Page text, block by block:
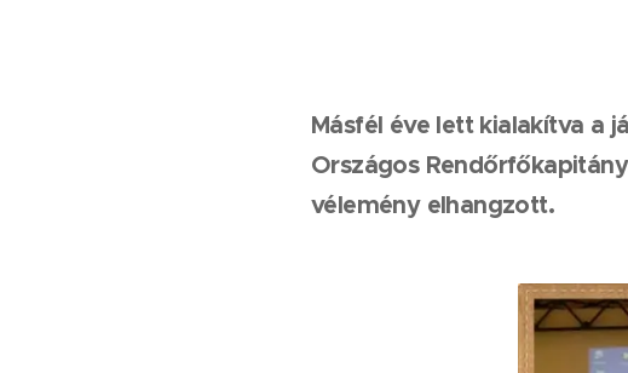
Másfél éve lett kialakítva a
Országos
vélemény elhangzott.